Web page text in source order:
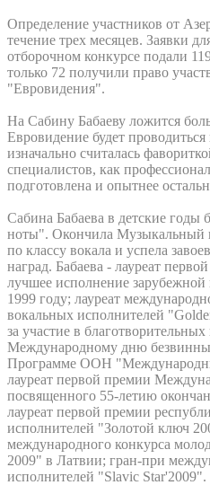
Определение участников от
течение трех месяцев. Заявки
отборочном конкурсе подали
только 72 получили право
"Евровидения".
На Сабину Бабаеву ложится
Евровидение будет
изначально считалась
специалистов, как
подготовлена и опытнее
Сабина Бабаева в детские годы
ноты". Окончила Музыкальный
по классу вокала и успела
наград. Бабаева - лауреат
лучшее исполнение
1999 году; лауреат
вокальных исполнителей
за участие в
Международному дню
Программе ООН
лауреат первой премии
посвященного 55-летию
лауреат первой премии
исполнителей "Золотой ключ
международного конкурса
2009" в Латвии; гран-при
исполнителей "Slavic Star'2009".